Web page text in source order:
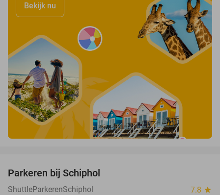
Bekijk nu
Parkeren bij Schiphol
ShuttleParkerenSchiphol 7.8 star